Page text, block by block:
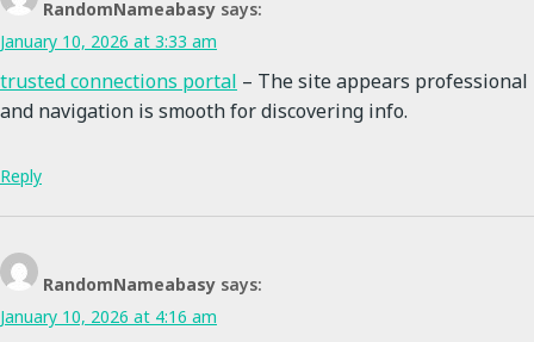
RandomNameabasy says:
January 10, 2026 at 3:33 am
trusted connections portal – The site appears professional
and navigation is smooth for discovering info.
Reply
RandomNameabasy says:
January 10, 2026 at 4:16 am